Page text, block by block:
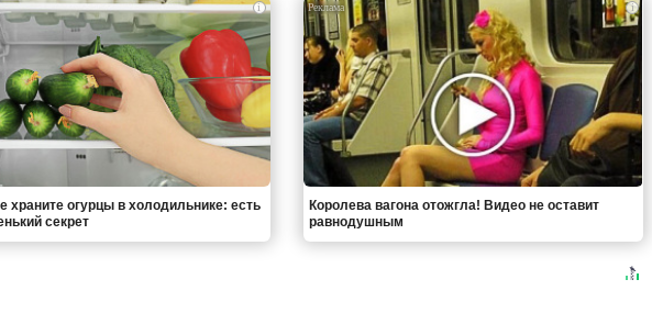
i
храните огурцы в холодильнике: есть
секрет
i
Королева вагона отожгла! Видео не оставит
равнодушным